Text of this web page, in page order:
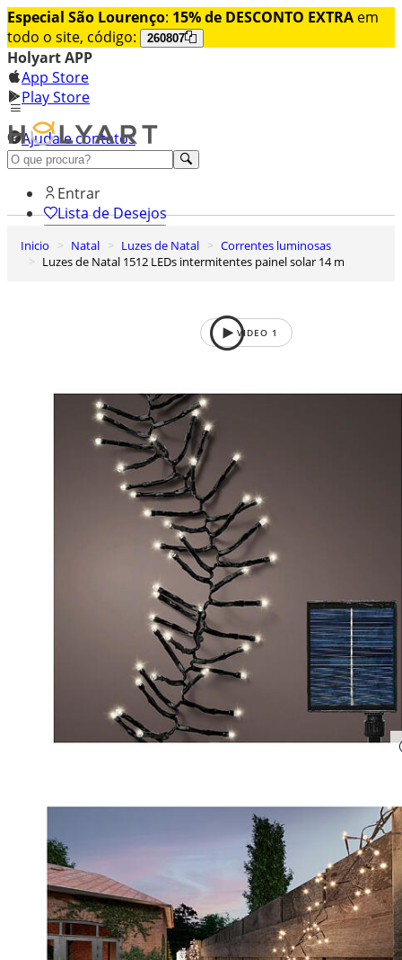
Especial São Lourenço: 15% de DESCONTO EXTRA em
todo o site, código:
260807
Holyart APP
App Store
Play Store
Ajuda e contatos
Conheça premium
Entrar
Lista de Desejos
Carrinho de Compras
Inicio Natal Luzes de Natal
Correntes luminosas
Luzes de Natal 1512 LEDs intermitentes painel solar 14 m
VIDEO 1